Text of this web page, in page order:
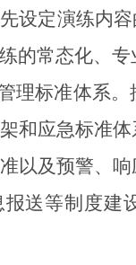
设定演练内
的常态化、
理标准体系。
和应急标准
以及预警、
送等制度建